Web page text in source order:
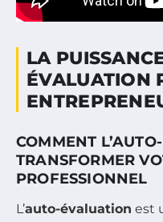
LA
ÉVALUATION
COMMENT
TRANSFORMER
PROFESSIONNEL
L’auto-évaluation est